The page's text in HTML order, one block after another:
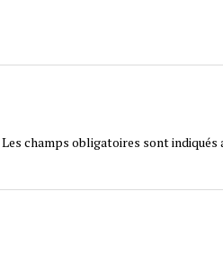
Les champs obligatoires sont indiqués